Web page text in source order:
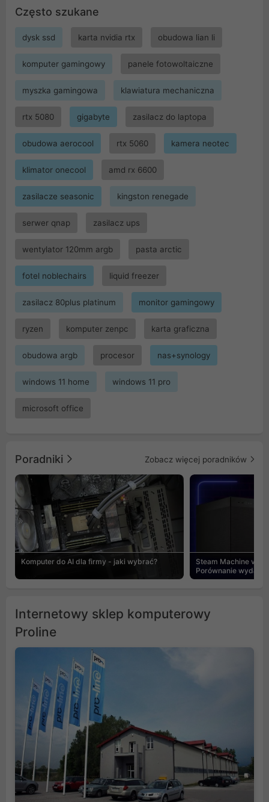
Często szukane
dysk ssd karta nvidia rtx obudowa lian li
komputer gamingowy panele fotowoltaiczne
myszka gamingowa klawiatura mechaniczna
rtx 5080 gigabyte zasilacz do laptopa
obudowa aerocool rtx 5060 kamera neotec
klimator onecool amd rx 6600
zasilacze seasonic kingston renegade
serwer qnap zasilacz ups
wentylator 120mm argb pasta arctic
fotel noblechairs liquid freezer
zasilacz 80plus platinum monitor gamingowy
ryzen komputer zenpc karta graficzna
obudowa argb procesor nas+synology
windows 11 home windows 11 pro
microsoft office
Poradniki Zobacz więcej poradników
Komputer do AI dla firmy - jaki wybrać?
Steam Machine vs
Porównanie
Internetowy sklep komputerowy
Proline